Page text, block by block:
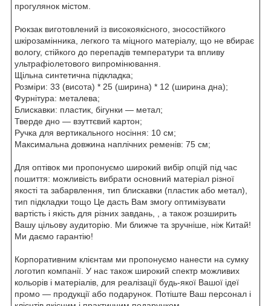
прогулянок містом.
Рюкзак виготовлений із високоякісного, зносостійкого
шкірозамінника, легкого та міцного матеріалу, що не вбирає
вологу, стійкого до перепадів температури та впливу
ультрафіолетового випромінювання.
Щільна синтетична підкладка;
Розміри: 33 (висота) * 25 (ширина) * 12 (ширина дна);
Фурнітура: металева;
Блискавки: пластик, бігунки — метал;
Тверде дно — взуттєвий картон;
Ручка для вертикального носіння: 10 см;
Максимальна довжина наплічних ременів: 75 см;
Для оптівок ми пропонуємо широкий вибір опцій під час
пошиття: можливість вибрати основний матеріал різної
якості та забарвлення, тип блискавки (пластик або метал),
тип підкладки тощо Це дасть Вам змогу оптимізувати
вартість і якість для різних завдань, , а також розширить
Вашу цільову аудиторію. Ми ближче та зручніше, ніж Китай!
Ми даємо гарантію!
Корпоративним клієнтам ми пропонуємо нанести на сумку
логотип компанії. У нас також широкий спектр можливих
кольорів і матеріалів, для реалізації будь-якої Вашої ідеї
промо — продукції або подарунок. Потіште Ваш персонал і